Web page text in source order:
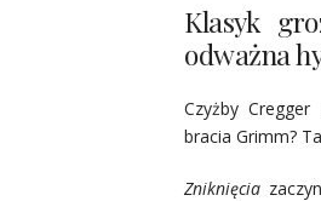
Klasyk
odważna
Czyżby
bracia Grimm?
Zniknięcia